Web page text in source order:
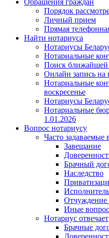
Порядок
Личный прием
Прямая
Найти нотариуса
Нотариусы
Нотариальные
Поиск ближайшей
Онлайн запись на
Нотариальные
воскресенье
Нотариусы
Нотариальные
1.01.2026
Вопрос нотариусу
Часто задаваемые
Завещание
Брачный
Наследство
Отчуждение
Иные
Нотариус отвечает
Брачные